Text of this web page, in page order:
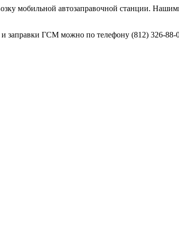
мобильной автозаправочной станции.
заправки ГСМ можно по телефону (812) 326-88-